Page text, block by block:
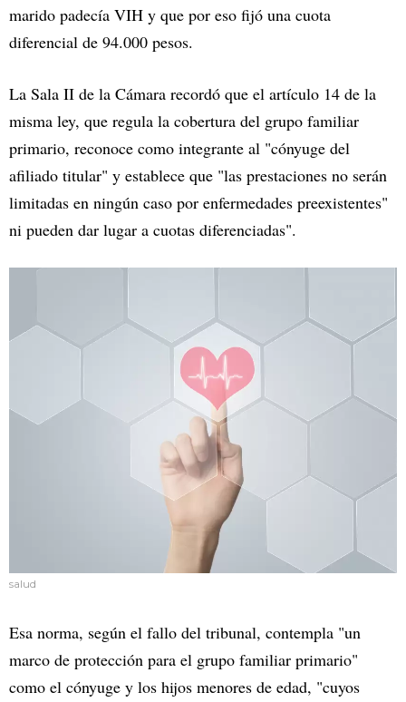
marido padecía VIH y que por eso fijó una cuota
diferencial de 94.000 pesos.
La Sala II de la Cámara recordó que el artículo 14 de la
misma ley, que regula la cobertura del grupo familiar
primario, reconoce como integrante al "cónyuge del
afiliado titular" y establece que "las prestaciones no serán
limitadas en ningún caso por enfermedades preexistentes"
ni pueden dar lugar a cuotas diferenciadas".
salud
Esa norma, según el fallo del tribunal, contempla "un
marco de protección para el grupo familiar primario"
como el cónyuge y los hijos menores de edad, "cuyos